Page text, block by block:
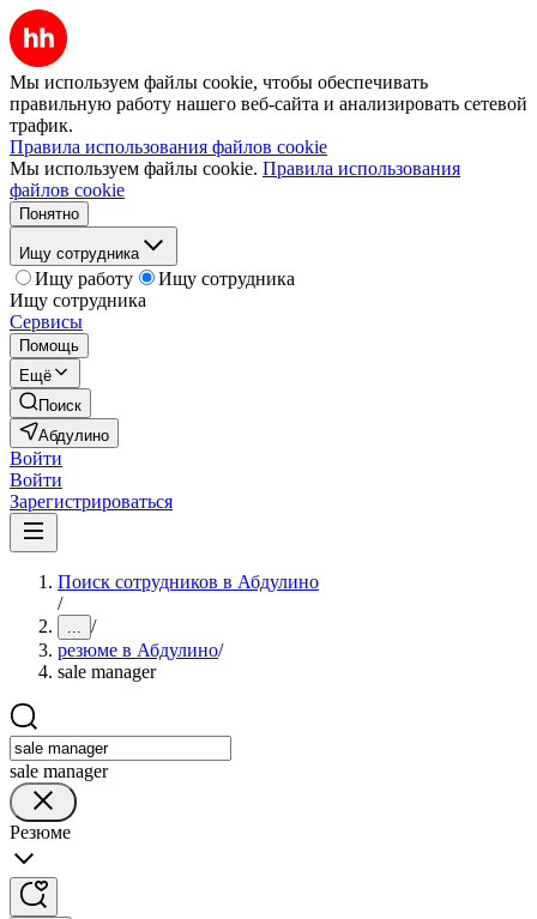
Мы используем файлы cookie, чтобы обеспечивать
правильную работу нашего веб-сайта и анализировать сетевой
трафик.
Правила использования файлов cookie
Мы используем файлы cookie. Правила использования
файлов cookie
Понятно
Ищу сотрудника
Ищу работу
Ищу сотрудника
Ищу сотрудника
Сервисы
Помощь
Ещё
Поиск
Абдулино
Войти
Войти
Зарегистрироваться
Поиск сотрудников в Абдулино
/
... /
резюме в Абдулино/
sale manager
sale manager
Резюме